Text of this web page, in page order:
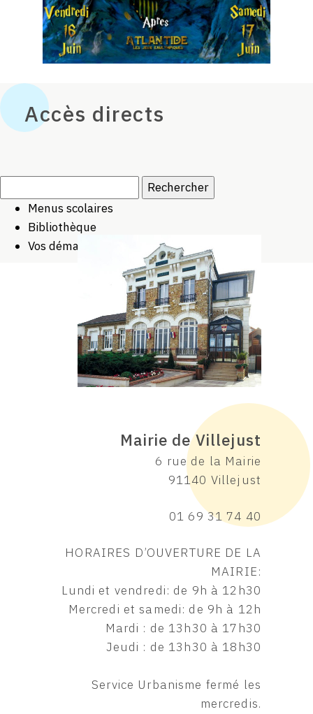
Accès directs
Menus scolaires
Bibliothèque
Vos démarches
Mairie de Villejust
6 rue de la Mairie
91140 Villejust
01 69 31 74 40
HORAIRES D’OUVERTURE DE LA
MAIRIE:
Lundi et vendredi: de 9h à 12h30
Mercredi et samedi: de 9h à 12h
Mardi : de 13h30 à 17h30
Jeudi : de 13h30 à 18h30
Service Urbanisme fermé les
mercredis.